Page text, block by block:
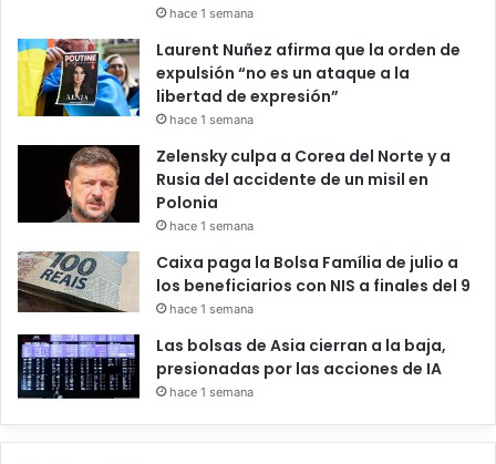
hace 1 semana
Laurent Nuñez afirma que la orden de
expulsión “no es un ataque a la
libertad de expresión”
hace 1 semana
Zelensky culpa a Corea del Norte y a
Rusia del accidente de un misil en
Polonia
hace 1 semana
Caixa paga la Bolsa Família de julio a
los beneficiarios con NIS a finales del 9
hace 1 semana
Las bolsas de Asia cierran a la baja,
presionadas por las acciones de IA
hace 1 semana